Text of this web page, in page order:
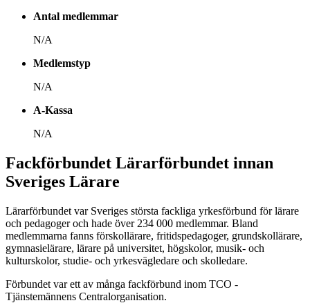
Antal medlemmar
N/A
Medlemstyp
N/A
A-Kassa
N/A
Fackförbundet Lärarförbundet innan
Sveriges Lärare
Lärarförbundet var Sveriges största fackliga yrkesförbund för lärare
och pedagoger och hade över 234 000 medlemmar. Bland
medlemmarna fanns förskollärare, fritidspedagoger, grundskollärare,
gymnasielärare, lärare på universitet, högskolor, musik- och
kulturskolor, studie- och yrkesvägledare och skolledare.
Förbundet var ett av många fackförbund inom TCO -
Tjänstemännens Centralorganisation.